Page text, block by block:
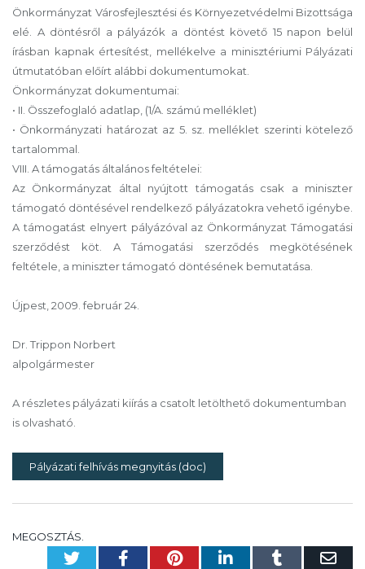
Önkormányzat Városfejlesztési és Környezetvédelmi Bizottsága
elé. A döntésről a pályázók a döntést követő 15 napon belül
írásban kapnak értesítést, mellékelve a minisztériumi Pályázati
útmutatóban előírt alábbi dokumentumokat.
Önkormányzat dokumentumai:
• II. Összefoglaló adatlap, (1/A. számú melléklet)
• Önkormányzati határozat az 5. sz. melléklet szerinti kötelező
tartalommal.
VIII. A támogatás általános feltételei:
Az Önkormányzat által nyújtott támogatás csak a miniszter
támogató döntésével rendelkező pályázatokra vehető igénybe.
A támogatást elnyert pályázóval az Önkormányzat Támogatási
szerződést köt. A Támogatási szerződés megkötésének
feltétele, a miniszter támogató döntésének bemutatása.
Újpest, 2009. február 24.
Dr. Trippon Norbert
alpolgármester
A részletes pályázati kiírás a csatolt letölthető dokumentumban
is olvasható.
Pályázati felhívás megnyitás (doc)
MEGOSZTÁS.
TwitterFacebookPinterest
LinkedIn
Tumblr